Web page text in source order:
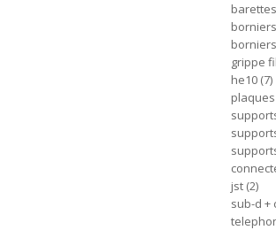
grippe fil
he10 7
jst 2
sub-d +